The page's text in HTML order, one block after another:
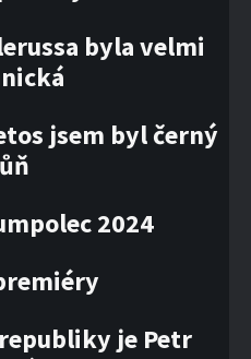
byla velmi
jsem byl černý
2024
je Petr